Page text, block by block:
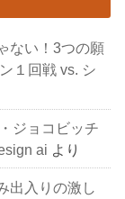
ない！3つの願
１回戦 vs. シ
ジョコビッチ
ai より
出入りの激し